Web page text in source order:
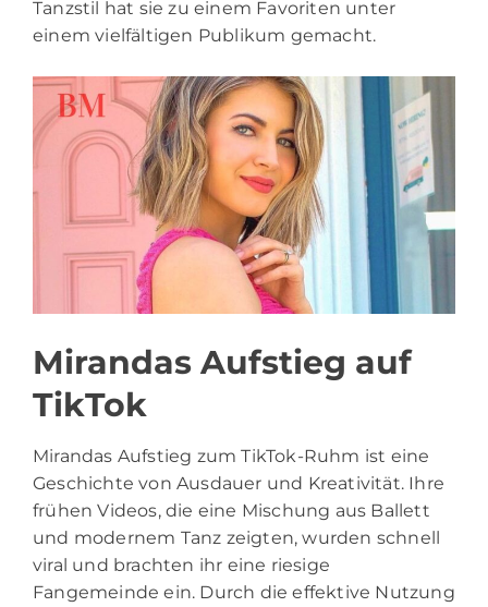
Tanzstil hat sie zu einem Favoriten unter
einem vielfältigen Publikum gemacht.
Mirandas Aufstieg auf
TikTok
Mirandas Aufstieg zum TikTok-Ruhm ist eine
Geschichte von Ausdauer und Kreativität. Ihre
frühen Videos, die eine Mischung aus Ballett
und modernem Tanz zeigten, wurden schnell
viral und brachten ihr eine riesige
Fangemeinde ein. Durch die effektive Nutzung